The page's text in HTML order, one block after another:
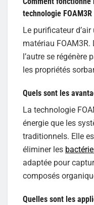
technologie FOAM3R
Le purificateur
matériau FOAM3R.
l’autre se régénère
les propriétés
Quels sont les
La technologie
énergie que les
traditionnels. Elle
éliminer les
adaptée pour
composés
Quelles sont les